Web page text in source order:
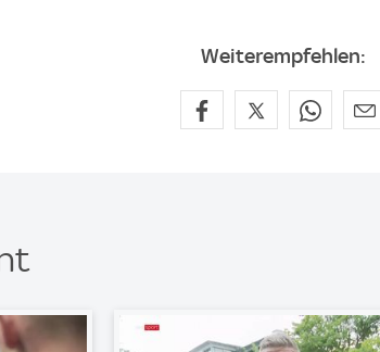
Weiterempfehlen: